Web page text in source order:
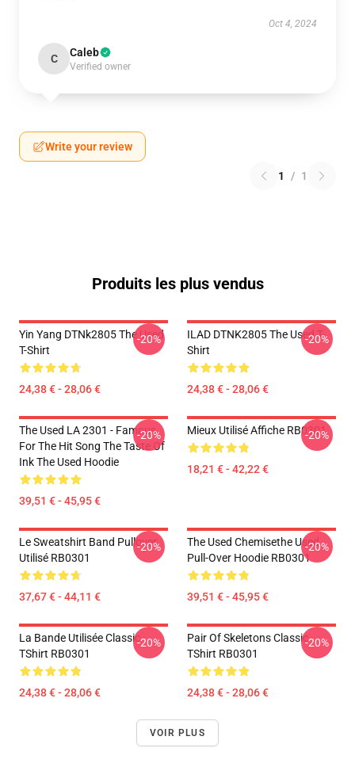
Oct 4, 2024
C Caleb
Verified owner
Write your review
1 / 1
Produits les plus vendus
Yin Yang DTNk2805 The Used
T-Shirt
24,38 € - 28,06 €
-20%
ILAD DTNK2805 The Used T-
Shirt
24,38 € - 28,06 €
-20%
The Used LA 2301 - Famous
For The Hit Song The Taste Of
Ink The Used Hoodie
39,51 € - 45,95 €
-20% Mieux Utilisé Affiche RB0301
18,21 € - 42,22 €
-20%
Le Sweatshirt Band Pullover
Utilisé RB0301
37,67 € - 44,11 €
-20%
The Used Chemisethe Used
Pull-Over Hoodie RB0301
39,51 € - 45,95 €
-20%
La Bande Utilisée Classic
TShirt RB0301
24,38 € - 28,06 €
-20%
Pair Of Skeletons Classic
TShirt RB0301
24,38 € - 28,06 €
-20%
VOIR PLUS